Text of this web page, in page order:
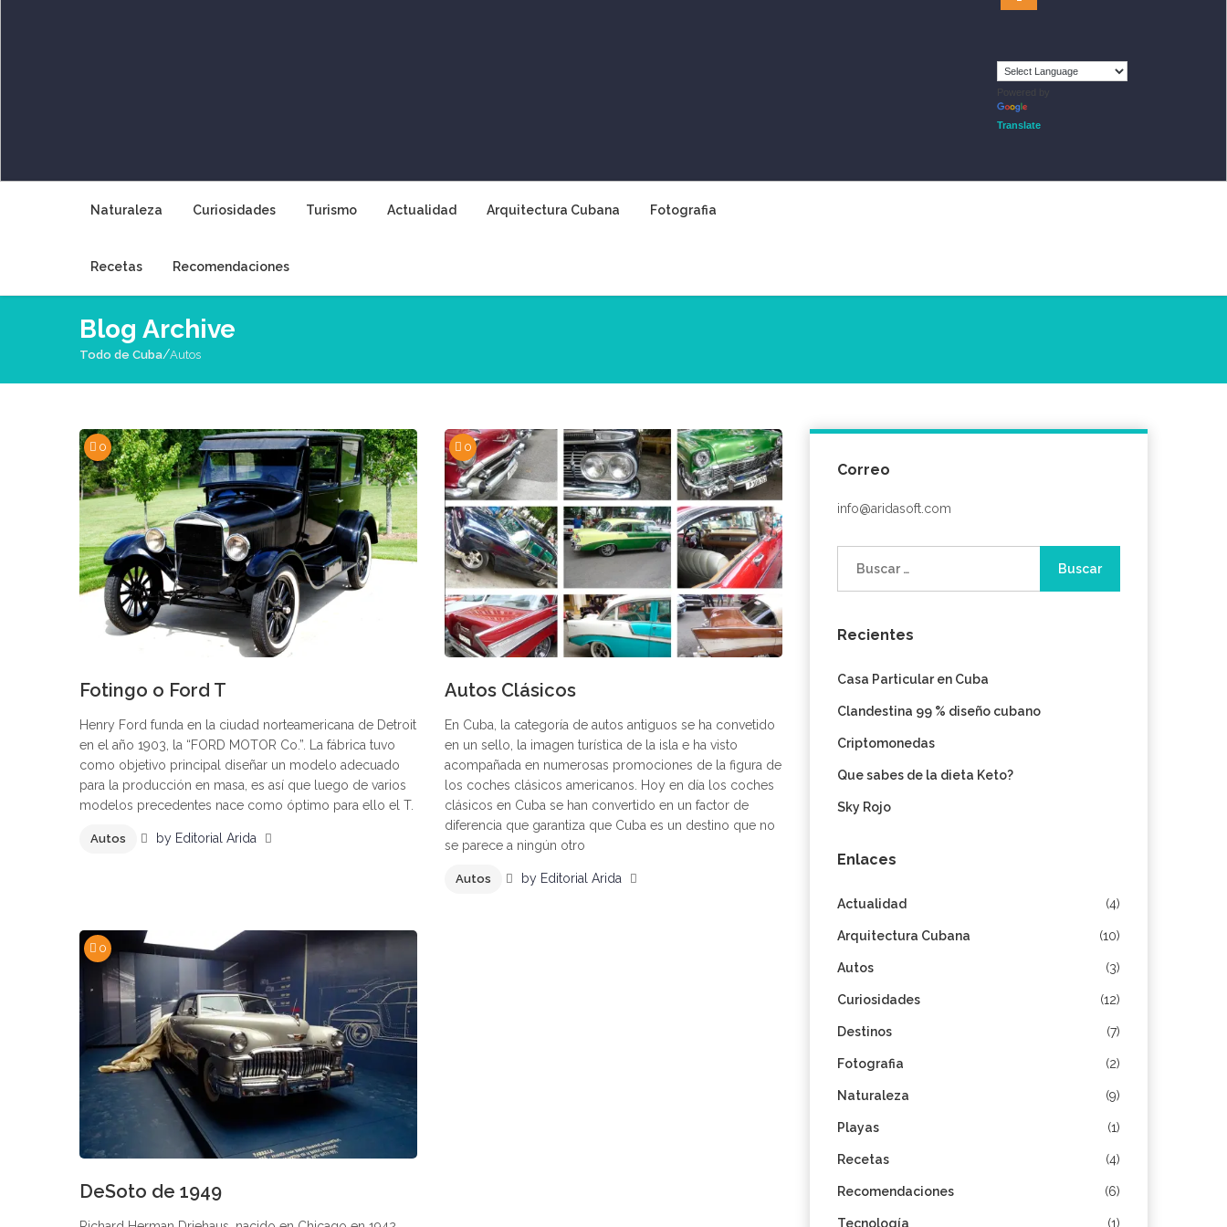
Powered by
Translate
Naturaleza Curiosidades Turismo Actualidad Arquitectura Cubana Fotografia
Recetas Recomendaciones
Blog Archive
Todo de Cuba/Autos
0
Fotingo o Ford T
Henry Ford funda en la ciudad norteamericana de Detroit
en el año 1903, la “FORD MOTOR Co.”. La fábrica tuvo
como objetivo principal diseñar un modelo adecuado
para la producción en masa, es así que luego de varios
modelos precedentes nace como óptimo para ello el T.
Autos by Editorial Arida
0
Autos Clásicos
En Cuba, la categoría de autos antiguos se ha convetido
en un sello, la imagen turística de la isla e ha visto
acompañada en numerosas promociones de la figura de
los coches clásicos americanos. Hoy en día los coches
clásicos en Cuba se han convertido en un factor de
diferencia que garantiza que Cuba es un destino que no
se parece a ningún otro
Autos by Editorial Arida
0
DeSoto de 1949
Correo
info@aridasoft.com
Recientes
Casa Particular en Cuba
Clandestina 99 % diseño cubano
Criptomonedas
Que sabes de la dieta Keto?
Sky Rojo
Enlaces
Actualidad (4)
Arquitectura Cubana (10)
Autos (3)
Curiosidades (12)
Destinos (7)
Fotografia (2)
Naturaleza (9)
Playas (1)
Recetas (4)
Recomendaciones (6)
Tecnología (1)